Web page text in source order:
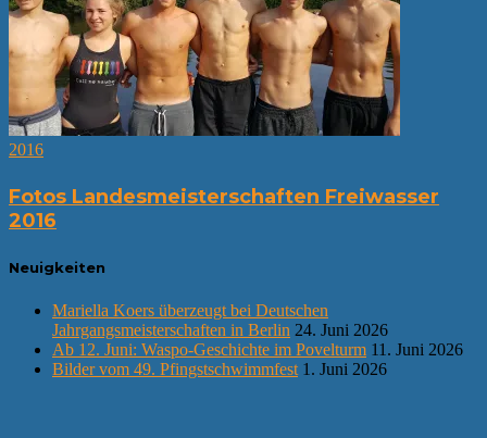
2016
Fotos Landesmeisterschaften Freiwasser
2016
Neuigkeiten
Mariella Koers überzeugt bei Deutschen
Jahrgangsmeisterschaften in Berlin 24. Juni 2026
Ab 12. Juni: Waspo-Geschichte im Povelturm 11. Juni 2026
Bilder vom 49. Pfingstschwimmfest 1. Juni 2026